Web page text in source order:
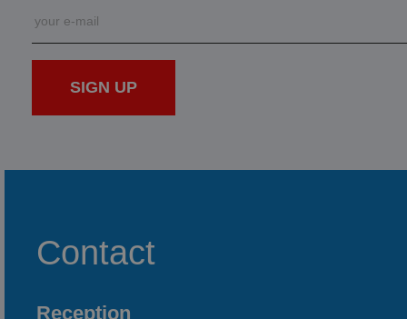
SIGN UP
Contact
Reception